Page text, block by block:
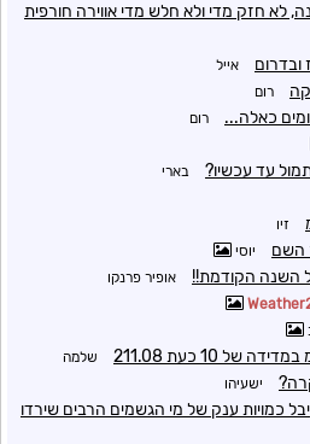
לא חזק מדי ולא חלש מדי אווירה חורפית
אייל
רום
כאלה... רום
עד עכשיו? בארי
זיו
השם יוסי
השנה הקודמת!! אופיר פרנקו
שלמה
ישעיהו
כמויות ענק של מי הגשמים הרבים שירדו